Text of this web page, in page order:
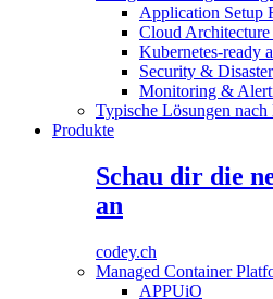
Application Setup
Cloud
Kubernetes-ready
Security &
Monitoring &
Typische Lösungen nach
Produkte
Schau dir die
an
codey.ch
Managed Container
APPUiO